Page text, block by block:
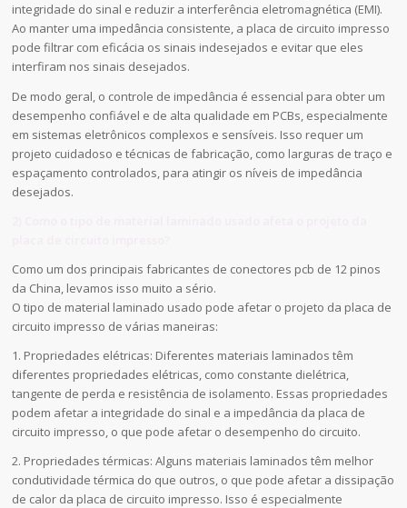
integridade do sinal e reduzir a interferência eletromagnética (EMI).
Ao manter uma impedância consistente, a placa de circuito impresso
pode filtrar com eficácia os sinais indesejados e evitar que eles
interfiram nos sinais desejados.
De modo geral, o controle de impedância é essencial para obter um
desempenho confiável e de alta qualidade em PCBs, especialmente
em sistemas eletrônicos complexos e sensíveis. Isso requer um
projeto cuidadoso e técnicas de fabricação, como larguras de traço e
espaçamento controlados, para atingir os níveis de impedância
desejados.
Como um dos principais fabricantes de conectores pcb de 12 pinos
da China, levamos isso muito a sério.
O tipo de material laminado usado pode afetar o projeto da placa de
circuito impresso de várias maneiras:
1. Propriedades elétricas: Diferentes materiais laminados têm
diferentes propriedades elétricas, como constante dielétrica,
tangente de perda e resistência de isolamento. Essas propriedades
podem afetar a integridade do sinal e a impedância da placa de
circuito impresso, o que pode afetar o desempenho do circuito.
2. Propriedades térmicas: Alguns materiais laminados têm melhor
condutividade térmica do que outros, o que pode afetar a dissipação
de calor da placa de circuito impresso. Isso é especialmente